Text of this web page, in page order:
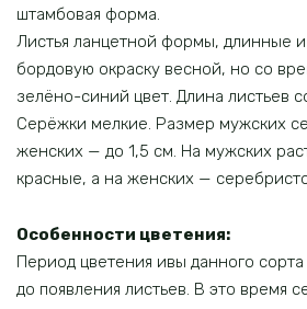
штамбовая форма.
Листья ланцетной формы, длинные
бордовую окраску весной, но со
зелёно-синий цвет. Длина листьев
Серёжки мелкие. Размер мужских
женских — до 1,5 см. На мужских
красные, а на женских —
Особенности цветения:
Период цветения ивы данного
до появления листьев. В это время